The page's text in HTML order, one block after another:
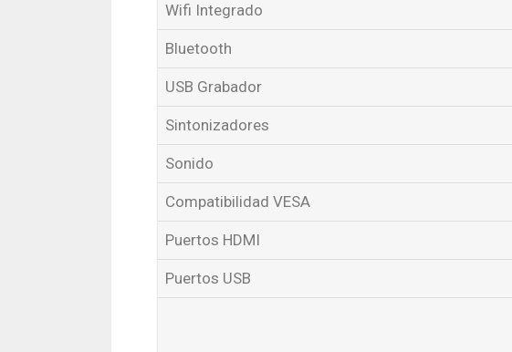
Wifi Integrado
Bluetooth
USB Grabador
Sintonizadores
Sonido
Compatibilidad VESA
Puertos HDMI
Puertos USB